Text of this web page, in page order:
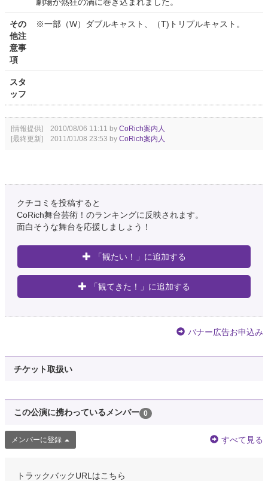
劇場が熱狂の渦に巻き込まれました。
その
他注
意事
項
※一部（W）ダブルキャスト、（T)トリプルキャスト。
スタ
ッフ
[情報提供] 2010/08/06 11:11 by CoRich案内人
[最終更新] 2011/01/08 23:53 by CoRich案内人
クチコミを投稿すると
CoRich舞台芸術！のランキングに反映されます。
面白そうな舞台を応援しましょう！
「観たい！」に追加する
「観てきた！」に追加する
バナー広告お申込み
チケット取扱い
この公演に携わっているメンバー 0
メンバーに登録 すべて見る
トラックバックURLはこちら